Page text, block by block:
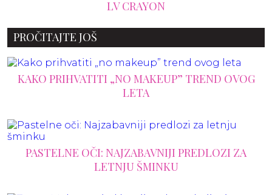
PROČITAJTE JOŠ
KAKO PRIHVATITI „NO MAKEUP” TREND OVOG
LETA
PASTELNE OČI: NAJZABAVNIJI PREDLOZI ZA
LETNJU ŠMINKU